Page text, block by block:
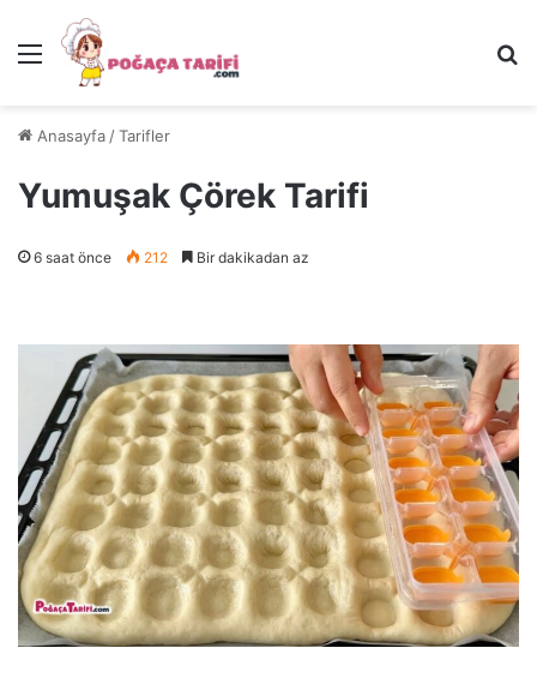
Menü
Anasayfa /Tarifler
Yumuşak Çörek Tarifi
6 saat önce 212 Bir dakikadan az